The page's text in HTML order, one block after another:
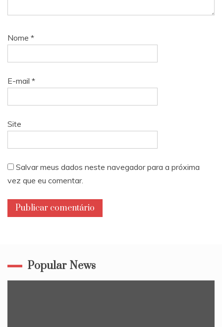
Nome *
E-mail *
Site
Salvar meus dados neste navegador para a próxima
vez que eu comentar.
Popular News